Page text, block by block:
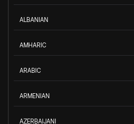
ALBANIAN
AMHARIC
ARABIC
ARMENIAN
AZERBAIJANI